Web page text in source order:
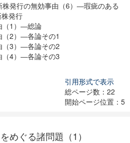
発行の無効事由（6）―瑕疵のある
発行
（1）―総論
2）―各論その1
3）―各論その2
4）―各論その3
引用形式で表示
総ページ数：22
開始ページ位置：5
めぐる諸問題（1）